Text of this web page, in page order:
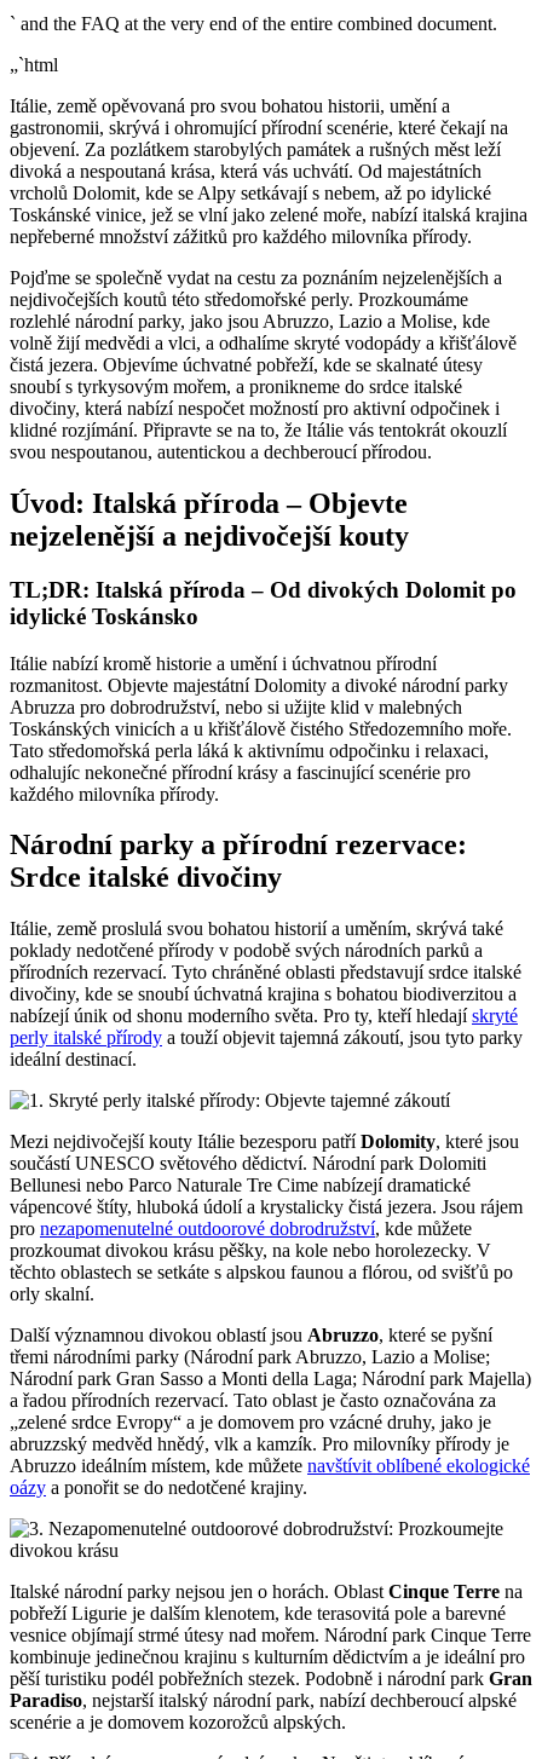
` and the FAQ at the very end of the entire combined document.
„`html
Itálie, země opěvovaná pro svou bohatou historii, umění a
gastronomii, skrývá i ohromující přírodní scenérie, které čekají na
objevení. Za pozlátkem starobylých památek a rušných měst leží
divoká a nespoutaná krása, která vás uchvátí. Od majestátních
vrcholů Dolomit, kde se Alpy setkávají s nebem, až po idylické
Toskánské vinice, jež se vlní jako zelené moře, nabízí italská krajina
nepřeberné množství zážitků pro každého milovníka přírody.
Pojďme se společně vydat na cestu za poznáním nejzelenějších a
nejdivočejších koutů této středomořské perly. Prozkoumáme
rozlehlé národní parky, jako jsou Abruzzo, Lazio a Molise, kde
volně žijí medvědi a vlci, a odhalíme skryté vodopády a křišťálově
čistá jezera. Objevíme úchvatné pobřeží, kde se skalnaté útesy
snoubí s tyrkysovým mořem, a pronikneme do srdce italské
divočiny, která nabízí nespočet možností pro aktivní odpočinek i
klidné rozjímání. Připravte se na to, že Itálie vás tentokrát okouzlí
svou nespoutanou, autentickou a dechberoucí přírodou.
Úvod: Italská příroda – Objevte
nejzelenější a nejdivočejší kouty
TL;DR: Italská příroda – Od divokých Dolomit po
idylické Toskánsko
Itálie nabízí kromě historie a umění i úchvatnou přírodní
rozmanitost. Objevte majestátní Dolomity a divoké národní parky
Abruzza pro dobrodružství, nebo si užijte klid v malebných
Toskánských vinicích a u křišťálově čistého Středozemního moře.
Tato středomořská perla láká k aktivnímu odpočinku i relaxaci,
odhalujíc nekonečné přírodní krásy a fascinující scenérie pro
každého milovníka přírody.
Národní parky a přírodní rezervace:
Srdce italské divočiny
Itálie, země proslulá svou bohatou historií a uměním, skrývá také
poklady nedotčené přírody v podobě svých národních parků a
přírodních rezervací. Tyto chráněné oblasti představují srdce italské
divočiny, kde se snoubí úchvatná krajina s bohatou biodiverzitou a
nabízejí únik od shonu moderního světa. Pro ty, kteří hledajískryté
perly italské přírody a touží objevit tajemná zákoutí, jsou tyto parky
ideální destinací.
Mezi nejdivočejší kouty Itálie bezesporu patříDolomity, které jsou
součástí UNESCO světového dědictví. Národní park Dolomiti
Bellunesi nebo Parco Naturale Tre Cime nabízejí dramatické
vápencové štíty, hluboká údolí a krystalicky čistá jezera. Jsou rájem
pro nezapomenutelné outdoorové dobrodružství, kde můžete
prozkoumat divokou krásu pěšky, na kole nebo horolezecky. V
těchto oblastech se setkáte s alpskou faunou a flórou, od svišťů po
orly skalní.
Další významnou divokou oblastí jsou Abruzzo, které se pyšní
třemi národními parky (Národní park Abruzzo, Lazio a Molise;
Národní park Gran Sasso a Monti della Laga; Národní park Majella)
a řadou přírodních rezervací. Tato oblast je často označována za
„zelené srdce Evropy“ a je domovem pro vzácné druhy, jako je
abruzzský medvěd hnědý, vlk a kamzík. Pro milovníky přírody je
Abruzzo ideálním místem, kde můžete navštívit oblíbené ekologické
oázy a ponořit se do nedotčené krajiny.
Italské národní parky nejsou jen o horách. Oblast Cinque Terre na
pobřeží Ligurie je dalším klenotem, kde terasovitá pole a barevné
vesnice objímají strmé útesy nad mořem. Národní park Cinque Terre
kombinuje jedinečnou krajinu s kulturním dědictvím a je ideální pro
pěší turistiku podél pobřežních stezek. Podobně i národní park Gran
Paradiso, nejstarší italský národní park, nabízí dechberoucí alpské
scenérie a je domovem kozorožců alpských.